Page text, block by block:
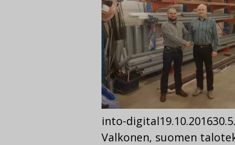
into-digital19.10.2016
Valkonen, suomen